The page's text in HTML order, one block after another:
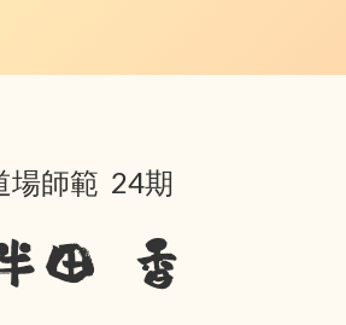
場師範 24期
田 香